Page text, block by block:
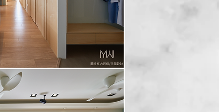
Back to portfolio